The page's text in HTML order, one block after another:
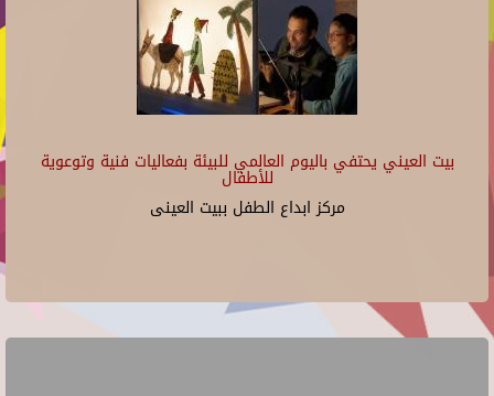
بيت العيني يحتفي باليوم العالمي للبيئة بفعاليات فنية وتوعوية
للأطفال
مركز ابداع الطفل ببيت العينى